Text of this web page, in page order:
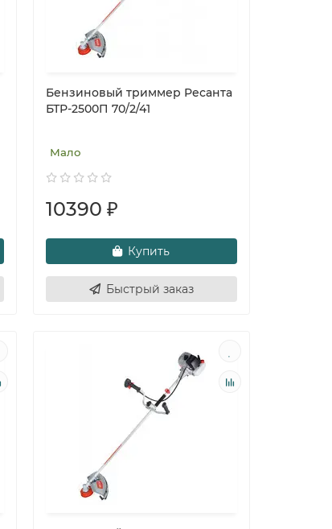
Бензиновый триммер Ресанта
БТР-2500П 70/2/41
Мало
10390 ₽
Купить
Быстрый заказ